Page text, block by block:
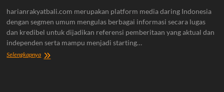
harianrakyatbali.com merupakan platform media daring Indonesia
dengan segmen umum mengulas berbagai informasi secara lugas
dan kredibel untuk dijadikan referensi pemberitaan yang aktual dan
independen serta mampu menjadi starting…
SelengkapnyaTentang